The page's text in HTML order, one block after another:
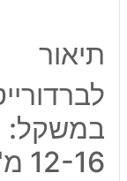
תיאור
12-16 מ"מ